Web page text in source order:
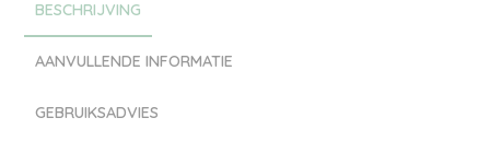
BESCHRIJVING
AANVULLENDE INFORMATIE
GEBRUIKSADVIES